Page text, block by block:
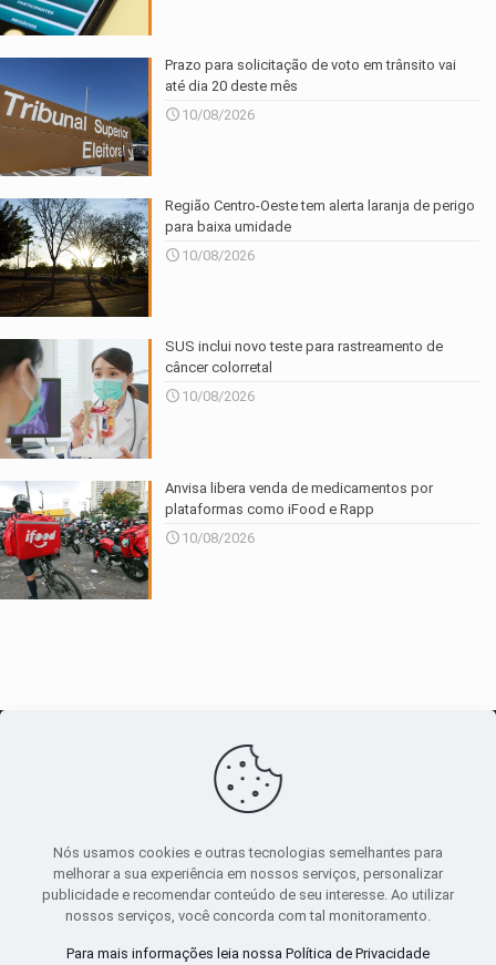
Prazo para solicitação de voto em trânsito vai
até dia 20 deste mês
10/08/2026
Região Centro-Oeste tem alerta laranja de perigo
para baixa umidade
10/08/2026
SUS inclui novo teste para rastreamento de
câncer colorretal
10/08/2026
Anvisa libera venda de medicamentos por
plataformas como iFood e Rapp
10/08/2026
canal de notícias
Sobre|Política Privacidade|Termos de uso
Nós usamos cookies e outras tecnologias semelhantes para
melhorar a sua experiência em nossos serviços, personalizar
publicidade e recomendar conteúdo de seu interesse. Ao utilizar
nossos serviços, você concorda com tal monitoramento.
Para mais informações leia nossa Política de Privacidade